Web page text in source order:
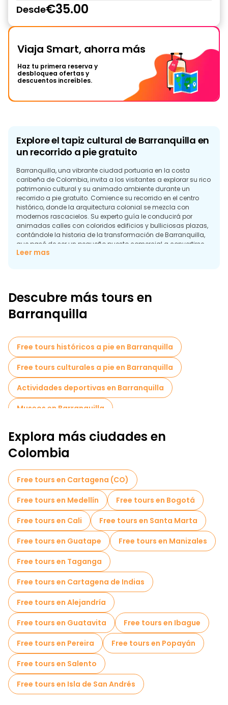
Desde€35.00
Viaja Smart, ahorra más
Haz tu primera reserva y
desbloquea ofertas y
descuentos increíbles.
Explore el tapiz cultural de Barranquilla en
un recorrido a pie gratuito
Barranquilla, una vibrante ciudad portuaria en la costa
caribeña de Colombia, invita a los visitantes a explorar su rico
patrimonio cultural y su animado ambiente durante un
recorrido a pie gratuito. Comience su recorrido en el centro
histórico, donde la arquitectura colonial se mezcla con
modernos rascacielos. Su experto guía le conducirá por
animadas calles con coloridos edificios y bulliciosas plazas,
contándole la historia de la transformación de Barranquilla,
que pasó de ser un pequeño puesto comercial a convertirse
en un vibrante centro cultural.
uno de los más grandes y coloridos del mundo. Experimente
los ritmos de la cumbia y el vallenato, partes integrantes del
tapiz cultural de Barranquilla.
variada gastronomía. Su guía le conducirá a joyas ocultas y
restaurantes locales donde podrá deleitarse con platos
tradicionales como arepas de huevo o delicias de marisco
recién sacadas del Caribe.
Leer mas
Descubre más tours en
Barranquilla
Free tours históricos a pie en Barranquilla
Free tours culturales a pie en Barranquilla
Actividades deportivas en Barranquilla
Museos en Barranquilla
Free tours de un día en Barranquilla
Tours en bicicleta en Barranquilla
Explora más ciudades en
Colombia
Free tours en Cartagena (CO)
Free tours en Medellín
Free tours en Bogotá
Free tours en Cali
Free tours en Santa Marta
Free tours en Guatape
Free tours en Manizales
Free tours en Taganga
Free tours en Cartagena de Indias
Free tours en Alejandría
Free tours en Guatavita
Free tours en Ibague
Free tours en Pereira
Free tours en Popayán
Free tours en Salento
Free tours en Isla de San Andrés